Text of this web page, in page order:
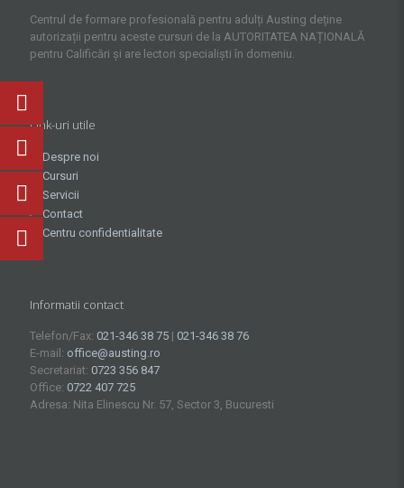
Centrul de formare profesională pentru adulți Austing deține
autorizații pentru aceste cursuri de la AUTORITATEA NAȚIONALĂ
pentru Calificări și are lectori specialiști în domeniu.
Link-uri utile
Despre noi
Cursuri
Servicii
Contact
Centru confidentialitate
Informatii contact
Telefon/Fax: 021-346 38 75 | 021-346 38 76
E-mail: office@austing.ro
Secretariat: 0723 356 847
Office: 0722 407 725
Adresa: Nita Elinescu Nr. 57, Sector 3, Bucuresti